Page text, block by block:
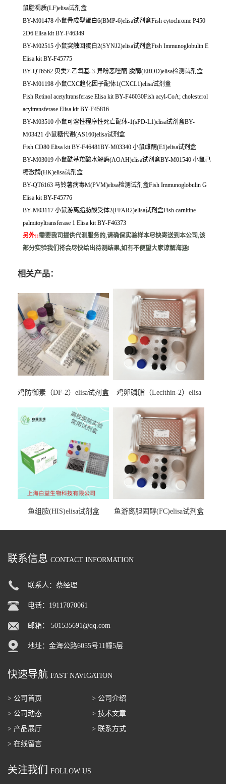
鼠脂褐质(LF)elisa试剂盒
BY-M01478 小鼠骨成型蛋白6(BMP-6)elisa试剂盒Fish cytochrome P450
2D6 Elisa kit BY-F46349
BY-M02515 小鼠突触回蛋白2(SYNJ2)elisa试剂盒Fish Immunoglobulin E
Elisa kit BY-F45775
BY-QT6562 贝类7-乙氧基-3-异吩恶唑酮-脱酶(EROD)elisa检测试剂盒
BY-M01198 小鼠CXC趋化因子配体1(CXCL1)elisa试剂盒
Fish Retinol acetyltransferase Elisa kit BY-F46030Fish acyl-CoA; cholesterol
acyltransferase Elisa kit BY-F45816
BY-M03510 小鼠可溶性程序性死亡配体-1(sPD-L1)elisa试剂盒BY-
M03421 小鼠糖代谢(AS160)elisa试剂盒
Fish CD80 Elisa kit BY-F46481BY-M03340 小鼠雌酮(E1)elisa试剂盒
BY-M03019 小鼠酰基羧酸水解酶(AOAH)elisa试剂盒BY-M01540 小鼠己
糖激酶(HK)elisa试剂盒
BY-QT6163 马铃薯病毒M(PVM)elisa检测试剂盒Fish Immunoglobulin G
Elisa kit BY-F45776
BY-M03117 小鼠游离脂肪酸受体2(FFAR2)elisa试剂盒Fish carnitine
palmitoyltransferase 1 Elisa kit BY-F46373
另外::需要我司提供代测服务的,请确保实验样本尽快寄送到本公司,该
部分实验我们将会尽快给出待测结果,如有不便望大家谅解海涵!
相关产品：
鸡防御素（DF-2）elisa试剂盒
鸡卵磷脂（Lecithin-2）elisa
鱼组胺(HIS)elisa试剂盒 鱼游离胆固醇(FC)elisa试剂盒
联系信息 CONTACT INFORMATION
联系人：蔡经理
电话：19117070061
邮箱： 501535691@qq.com
地址：金海公路6055号11幢5层
快速导航 FAST NAVIGATION
> 公司首页
> 公司介绍
> 公司动态
> 技术文章
> 产品展厅
> 联系方式
> 在线留言
关注我们 FOLLOW US